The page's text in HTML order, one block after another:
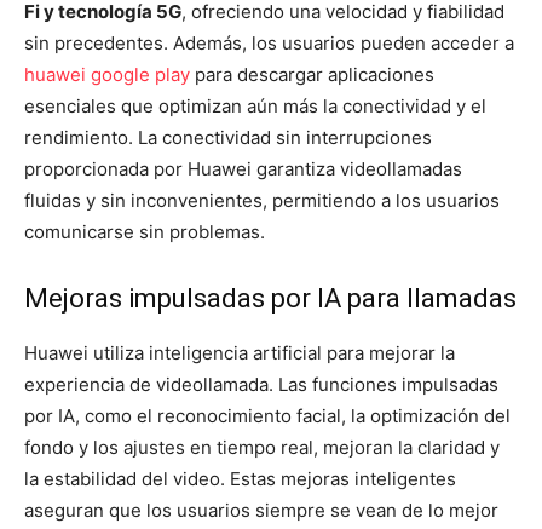
Fi y tecnología 5G, ofreciendo una velocidad y fiabilidad
sin precedentes. Además, los usuarios pueden acceder a
huawei google play para descargar aplicaciones
esenciales que optimizan aún más la conectividad y el
rendimiento. La conectividad sin interrupciones
proporcionada por Huawei garantiza videollamadas
fluidas y sin inconvenientes, permitiendo a los usuarios
comunicarse sin problemas.
Mejoras impulsadas por IA para llamadas
Huawei utiliza inteligencia artificial para mejorar la
experiencia de videollamada. Las funciones impulsadas
por IA, como el reconocimiento facial, la optimización del
fondo y los ajustes en tiempo real, mejoran la claridad y
la estabilidad del video. Estas mejoras inteligentes
aseguran que los usuarios siempre se vean de lo mejor